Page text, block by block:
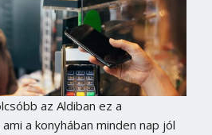
az Aldiban ez a
a konyhában minden nap jól